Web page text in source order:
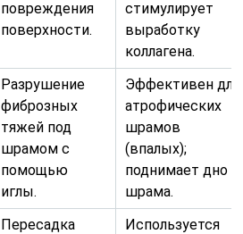
повреждения
поверхности.
стимулирует
выработку
коллагена.
Разрушение
фиброзных
тяжей под
шрамом с
помощью
иглы.
Эффективен для
атрофических
шрамов
(впалых);
поднимает дно
шрама.
Пересадка
Используется